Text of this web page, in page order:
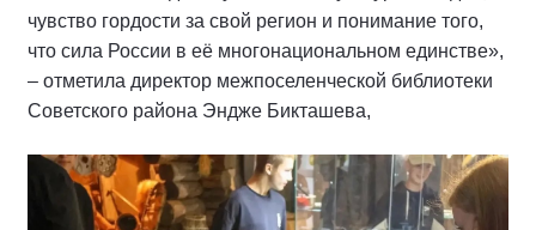
чувство гордости за свой регион и понимание того,
что сила России в её многонациональном единстве»,
– отметила директор межпоселенческой библиотеки
Советского района Эндже Бикташева,